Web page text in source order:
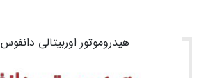
هیدروموتور اوربیتالی دانفوس OMT